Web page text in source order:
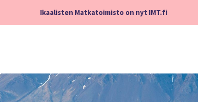
Ikaalisten Matkatoimisto on nyt IMT.fi